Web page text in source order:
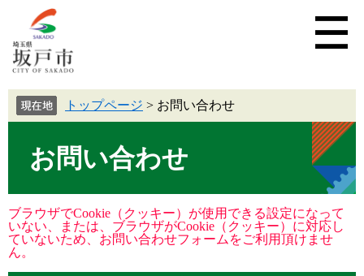
トップページ > お問い合わせ
お問い合わせ
ブラウザでCookie（クッキー）が使用できる設定になって
いない、または、ブラウザがCookie（クッキー）に対応し
ていないため、お問い合わせフォームをご利用頂けませ
ん。